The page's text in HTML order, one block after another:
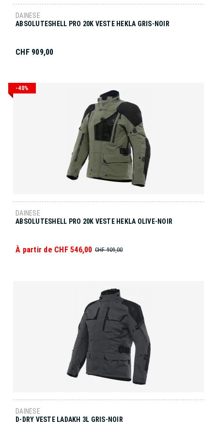
DAINESE
ABSOLUTESHELL PRO 20K VESTE HEKLA GRIS-NOIR
CHF 909,00
-40%
DAINESE
ABSOLUTESHELL PRO 20K VESTE HEKLA OLIVE-NOIR
CHF 909,00
À partir de CHF 546,00
DAINESE
D-DRY VESTE LADAKH 3L GRIS-NOIR